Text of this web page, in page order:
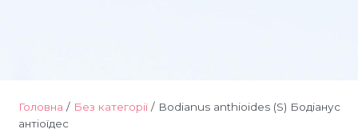
Головна / Без категорії/ Bodianus anthioides (S) Бодіанус
антіоїдес